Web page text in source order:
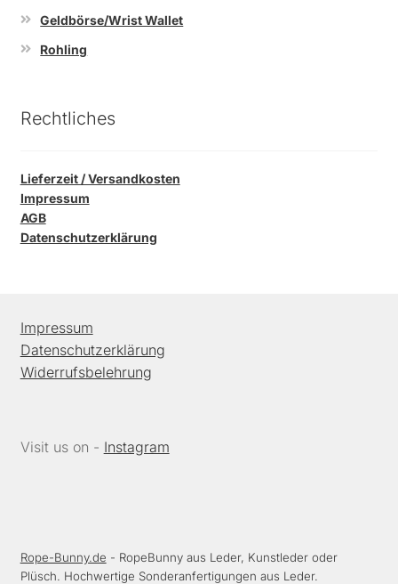
Geldbörse/Wrist Wallet
Rohling
Rechtliches
Lieferzeit / Versandkosten
Impressum
AGB
Datenschutzerklärung
Impressum
Datenschutzerklärung
Widerrufsbelehrung
Visit us on - Instagram
Rope-Bunny.de - RopeBunny aus Leder, Kunstleder oder
Plüsch. Hochwertige Sonderanfertigungen aus Leder.